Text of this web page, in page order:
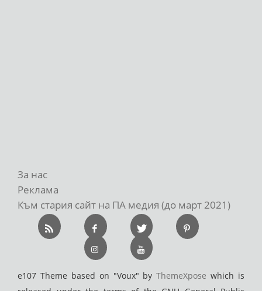
За нас
Реклама
Към стария сайт на ПА медия (до март 2021)
e107 Theme based on "Voux" byThemeXpose which is